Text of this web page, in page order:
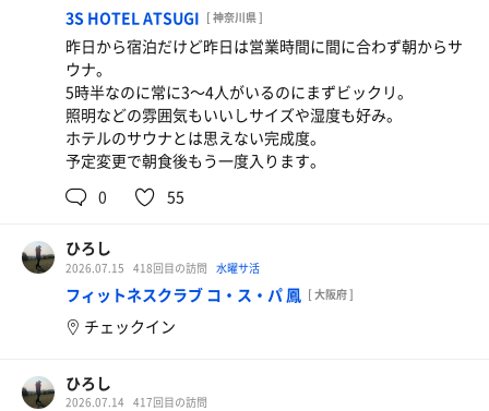
3S HOTEL ATSUGI [ 神奈川県 ]
昨日から宿泊だけど昨日は営業時間に間に合わず朝からサ
ウナ。
5時半なのに常に3〜4人がいるのにまずビックリ。
照明などの雰囲気もいいしサイズや湿度も好み。
ホテルのサウナとは思えない完成度。
予定変更で朝食後もう一度入ります。
0
55
ひろし
2026.07.15 418回目の訪問 水曜サ活
フィットネスクラブ コ・ス・パ 鳳 [ 大阪府 ]
チェックイン
ひろし
2026.07.14 417回目の訪問